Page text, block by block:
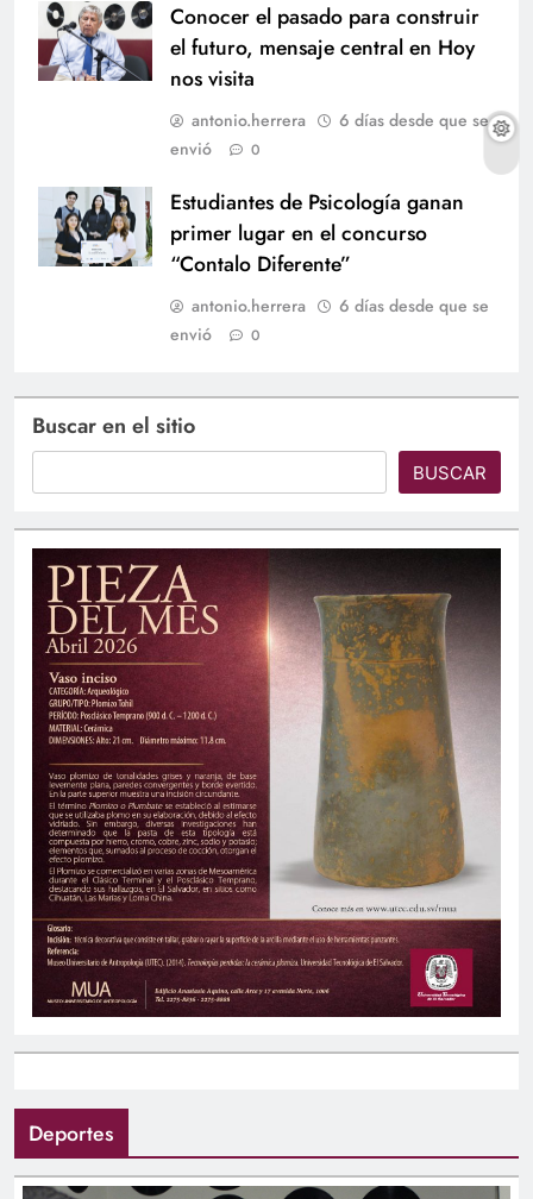
Conocer el pasado para construir
el futuro, mensaje central en Hoy
nos visita
antonio.herrera
6 días desde que se
envió
0
Estudiantes de Psicología ganan
primer lugar en el concurso
“Contalo Diferente”
antonio.herrera
6 días desde que se
envió
0
Buscar en el sitio
BUSCAR
Deportes